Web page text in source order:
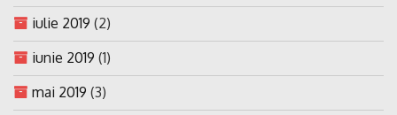
iulie 2019 (2)
iunie 2019 (1)
mai 2019 (3)